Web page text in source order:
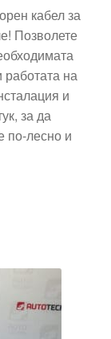
кабел за
Позволете
работата на
и
за да
по-лесно и